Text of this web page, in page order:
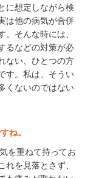
に想定しながら検
は他の病気が合併
。そんな時には、
るなどの対策が必
ない、ひとつの方
す。私は、そうい
くないのではない
ね。
を重ねて持ってお
を見落とさず、